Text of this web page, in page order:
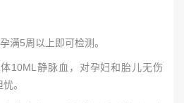
5周以上即可检测。
静脉血，对孕妇和胎儿无伤
。